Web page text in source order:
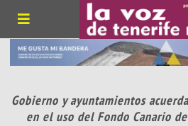
Gobierno y ayuntamientos
en el uso del Fondo Canario